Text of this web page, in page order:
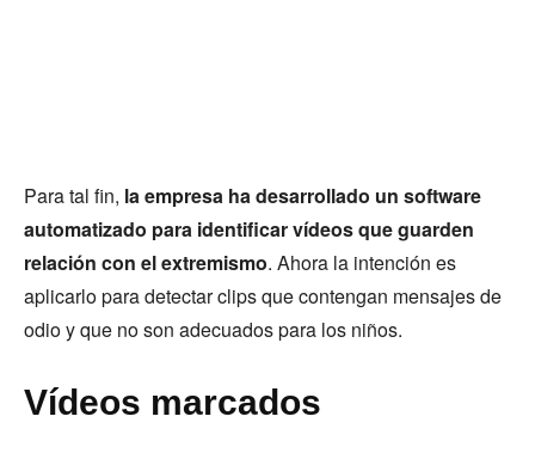
Para tal fin, la empresa ha desarrollado un software
automatizado para identificar vídeos que guarden
relación con el extremismo. Ahora la intención es
aplicarlo para detectar clips que contengan mensajes de
odio y que no son adecuados para los niños.
Vídeos marcados